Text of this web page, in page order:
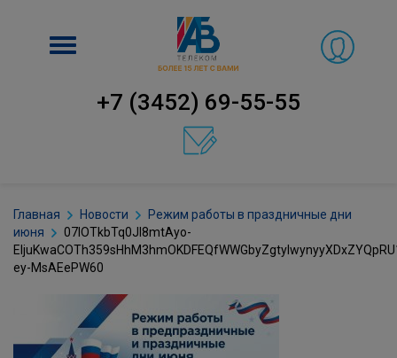
Включить
+7 (3452) 69-55-55
Главная Новости
Режим работы в праздничные дни
июня
07IOTkbTq0Jl8mtAyo-
ey-MsAEePW60